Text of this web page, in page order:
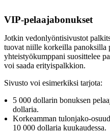
VIP-pelaajabonukset
Jotkin vedonlyöntisivustot
tuovat niille korkeilla panoksilla
yhteistyökumppani suosittelee
voi saada erityispalkkion.
Sivusto voi esimerkiksi tarjota:
5 000 dollarin bonuksen
dollaria.
Korkeamman tulonjako-
10 000 dollaria kuukaudessa.